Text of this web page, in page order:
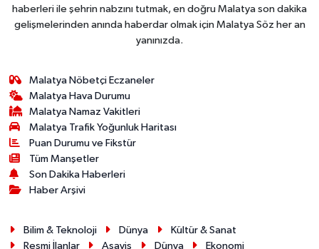
haberleri ile şehrin nabzını tutmak, en doğru Malatya son dakika
gelişmelerinden anında haberdar olmak için Malatya Söz her an
yanınızda.
Malatya Nöbetçi Eczaneler
Malatya Hava Durumu
Malatya Namaz Vakitleri
Malatya Trafik Yoğunluk Haritası
Puan Durumu ve Fikstür
Tüm Manşetler
Son Dakika Haberleri
Haber Arşivi
Bilim & Teknoloji Dünya
Kültür & Sanat
Resmi İlanlar
Asayiş Dünya Ekonomi